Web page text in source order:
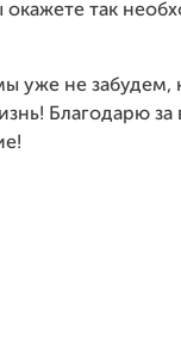
окажете так
уже не забудем,
Благодарю за